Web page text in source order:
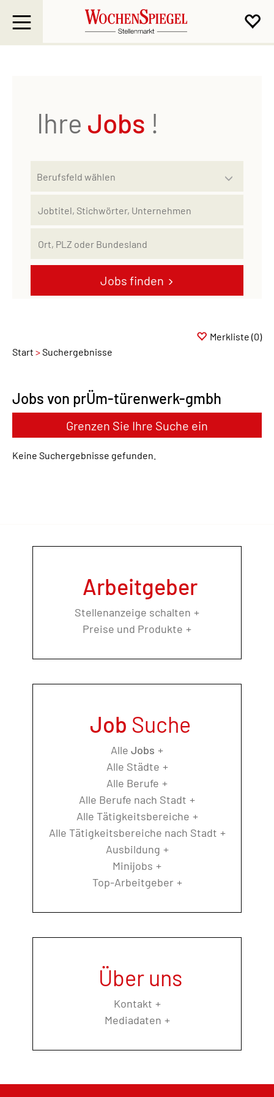
Ihre Jobs !
Jobs finden
Start Suchergebnisse
Merkliste (0)
Jobs von prÜm-türenwerk-gmbh
Grenzen Sie Ihre Suche ein
Keine Suchergebnisse gefunden.
Arbeitgeber
Stellenanzeige schalten
Preise und Produkte
Job Suche
Alle Jobs
Alle Städte
Alle Berufe
Alle Berufe nach Stadt
Alle Tätigkeitsbereiche
Alle Tätigkeitsbereiche nach Stadt
Ausbildung
Minijobs
Top-Arbeitgeber
Über uns
Kontakt
Mediadaten